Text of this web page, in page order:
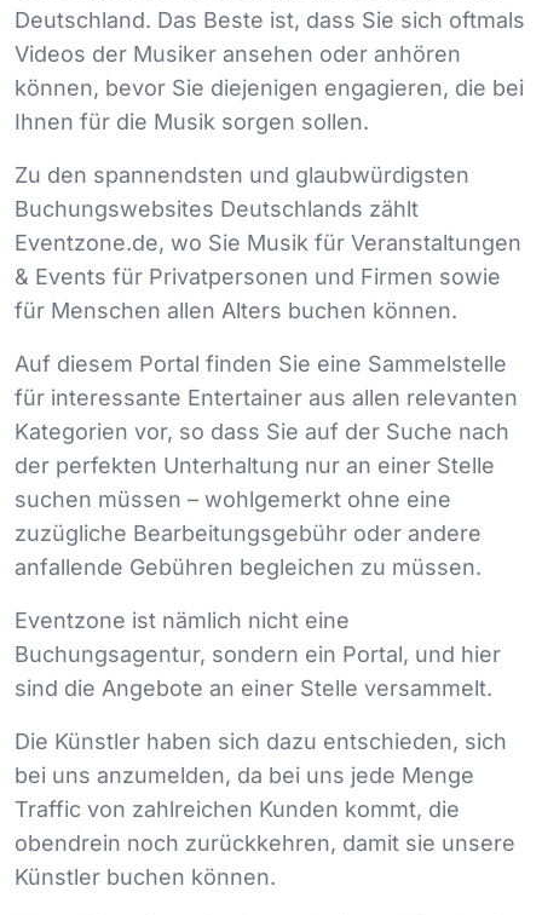
Deutschland. Das Beste ist, dass Sie sich oftmals
Videos der Musiker ansehen oder anhören
können, bevor Sie diejenigen engagieren, die bei
Ihnen für die Musik sorgen sollen.
Zu den spannendsten und glaubwürdigsten
Buchungswebsites Deutschlands zählt
Eventzone.de, wo Sie Musik für Veranstaltungen
& Events für Privatpersonen und Firmen sowie
für Menschen allen Alters buchen können.
Auf diesem Portal finden Sie eine Sammelstelle
für interessante Entertainer aus allen relevanten
Kategorien vor, so dass Sie auf der Suche nach
der perfekten Unterhaltung nur an einer Stelle
suchen müssen – wohlgemerkt ohne eine
zuzügliche Bearbeitungsgebühr oder andere
anfallende Gebühren begleichen zu müssen.
Eventzone ist nämlich nicht eine
Buchungsagentur, sondern ein Portal, und hier
sind die Angebote an einer Stelle versammelt.
Die Künstler haben sich dazu entschieden, sich
bei uns anzumelden, da bei uns jede Menge
Traffic von zahlreichen Kunden kommt, die
obendrein noch zurückkehren, damit sie unsere
Künstler buchen können.